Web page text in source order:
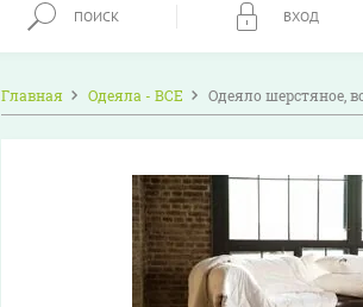
ПОИСК ВХОД
Главная Одеяла - ВСЕ Одеяло шерстяное,